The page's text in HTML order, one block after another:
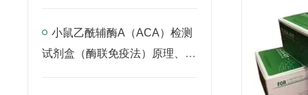
小鼠乙酰辅酶A（ACA）检测
试剂盒（酶联免疫法）原理、应